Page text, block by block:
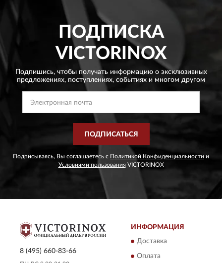
ПОДПИСКА
VICTORINOX
Подпишись, чтобы получать информацию о эксклюзивных
предложениях, поступлениях, событиях и многом другом
ПОДПИСАТЬСЯ
Подписываясь, Вы соглашаетесь с Политикой Конфиденциальности и
Условиями пользованияVICTORINOX
8 (495) 660-83-66
ИНФОРМАЦИЯ
Доставка
Оплата